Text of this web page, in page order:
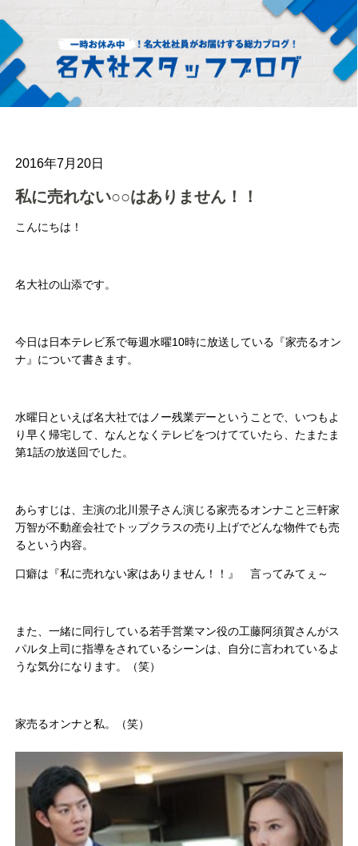
2016年7月20日
私に売れない○○はありません！！
こんにちは！
名大社の山添です。
今日は日本テレビ系で毎週水曜10時に放送している『家売るオン
ナ』について書きます。
水曜日といえば名大社ではノー残業デーということで、いつもよ
り早く帰宅して、なんとなくテレビをつけてていたら、たまたま
第1話の放送回でした。
あらすじは、主演の北川景子さん演じる家売るオンナこと三軒家
万智が不動産会社でトップクラスの売り上げでどんな物件でも売
るという内容。
口癖は『私に売れない家はありません！！』 言ってみてぇ～
また、一緒に同行している若手営業マン役の工藤阿須賀さんがス
パルタ上司に指導をされているシーンは、自分に言われているよ
うな気分になります。（笑）
家売るオンナと私。（笑）